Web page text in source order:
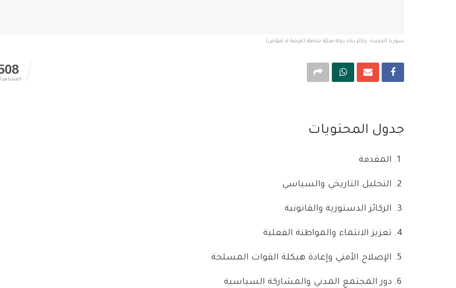
سوريا الجديدة: ركائز بناء دولة مدنيّة شاملة (فرصة لا تعوّض)
جدول المحتويات
المقدمة
التحليل التاريخي والسياسي
الركائز الدستورية والقانونية
تعزيز الانتماء والمواطنة الفعلية
الإصلاح الأمني وإعادة هيكلة القوات المسلحة
دور المجتمع المدني والمشاركة السياسية